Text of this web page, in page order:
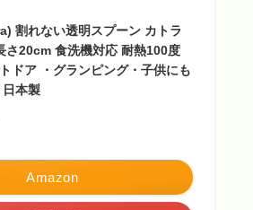
割れない透明スプーン カトラ
さ20cm 食洗機対応 耐熱100度
ドア ・グランピング・子供にも
日本製
Amazon